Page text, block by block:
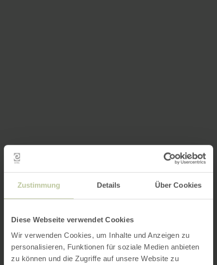
Zustimmung Details Über Cookies
Diese Webseite verwendet Cookies
Wir verwenden Cookies, um Inhalte und Anzeigen zu
personalisieren, Funktionen für soziale Medien anbieten
zu können und die Zugriffe auf unsere Website zu